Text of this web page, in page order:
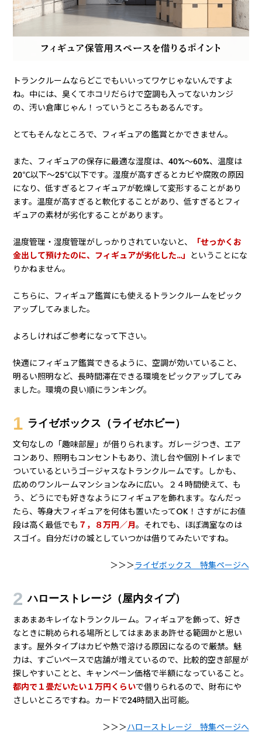
とこを借りればいいんでしょう？
トランクルームならどこでもいいってワケじゃないんですよ
の、汚い倉庫じゃん！っていうところもあるんです。
20℃以下～25℃以下です。湿度が高すぎるとカビや腐敗の原因
になり、低すぎるとフィギュアが乾燥して変形することがあり
ます。温度が高すぎると軟化することがあり、低すぎるとフィ
温度管理・湿度管理がしっかりされていないと、
金出して預けたのに、フィギュアが劣化した…」ということにな
りかねません。
こちらに、フィギュア鑑賞にも使えるトランクルームをピック
アップしてみました。
よろしければご参考になって下さい。
明るい照明など、長時間滞在できる環境をピックアップしてみ
ライゼボックス（ライゼホビー）
文句なしの「趣味部屋」が借りられます。ガレージつき、エア
コンあり、照明もコンセントもあり、流し台や個別トイレまで
ついているというゴージャスなトランクルームです。しかも、
広めのワンルームマンションなみに広い。２４時間使えて、も
う、どうにでも好きなようにフィギュアを飾れます。なんだっ
たら、等身大フィギュアを何体も置いたってOK！さすがにお値
スゴイ。自分だけの城としていつかは借りてみたいですね。